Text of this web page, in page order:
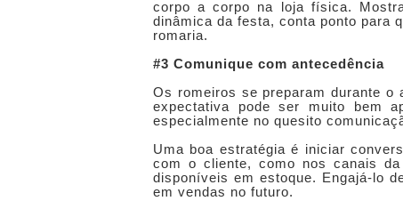
corpo a corpo na loja física.
dinâmica da festa, conta ponto para
romaria.
#3 Comunique com antecedência
Os romeiros se preparam durante o
expectativa pode ser muito bem
especialmente no quesito
Uma boa estratégia é iniciar
com o cliente, como nos canais
disponíveis em estoque. Engajá-lo
em vendas no futuro.